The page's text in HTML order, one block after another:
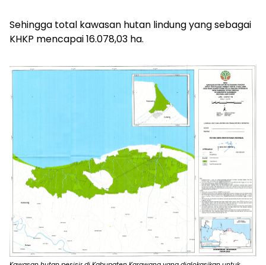
Sehingga total kawasan hutan lindung yang sebagai
KHKP mencapai 16.078,03 ha.